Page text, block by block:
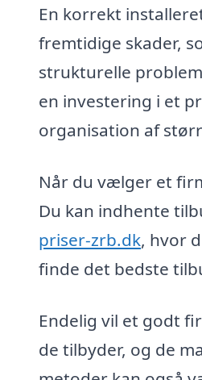
En korrekt
fremtidige skader,
strukturelle
en investering i et
organisation af
Når du vælger et
Du kan indhente
priser-zrb.dk, hvor
finde det bedste
Endelig vil et godt
de tilbyder, og de